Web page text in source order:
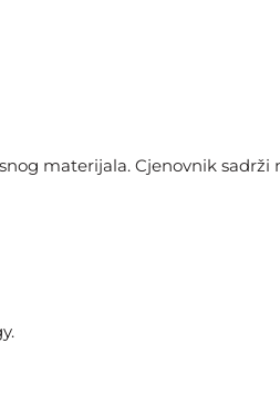
materijala. Cjenovnik sadrži